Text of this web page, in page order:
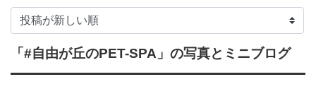
「#自由が丘のPET-SPA」 の写真とミニブログ